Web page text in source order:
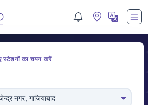
स्टेशनों का चयन करें
नगर, गाज़ियाबाद